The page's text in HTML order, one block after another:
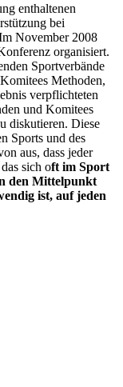
enthaltenen
bei
November 2008
organisiert.
Sportverbände
Methoden,
verpflichteten
und Komitees
diskutieren. Diese
Sports und des
aus, dass jeder
sich oft im Sport
den Mittelpunkt
ist, auf jeden